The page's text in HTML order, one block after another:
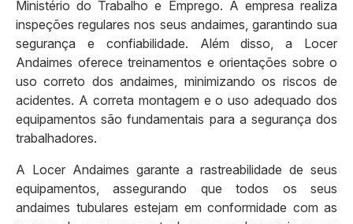
Ministério do Trabalho e Emprego. A empresa realiza
inspeções regulares nos seus andaimes, garantindo sua
segurança e confiabilidade. Além disso, a Locer
Andaimes oferece treinamentos e orientações sobre o
uso correto dos andaimes, minimizando os riscos de
acidentes. A correta montagem e o uso adequado dos
equipamentos são fundamentais para a segurança dos
trabalhadores.
A Locer Andaimes garante a rastreabilidade de seus
equipamentos, assegurando que todos os seus
andaimes tubulares estejam em conformidade com as